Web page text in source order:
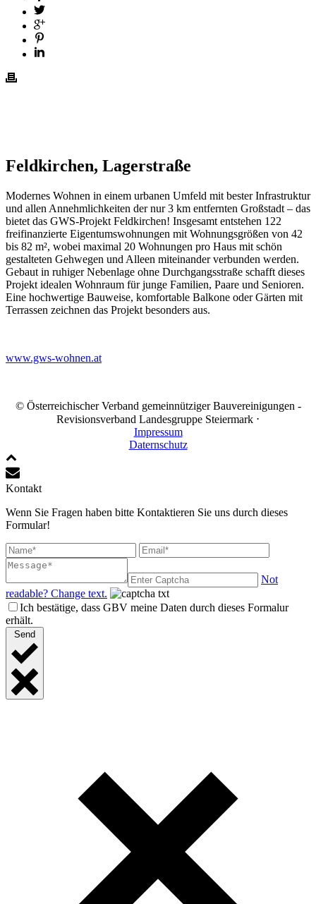
Feldkirchen, Lagerstraße
Modernes Wohnen in einem urbanen Umfeld mit bester Infrastruktur
und allen Annehmlichkeiten der nur 3 km entfernten Großstadt – das
bietet das GWS-Projekt Feldkirchen! Insgesamt entstehen 122
freifinanzierte Eigentumswohnungen mit Wohnungsgrößen von 42
bis 82 m², wobei maximal 20 Wohnungen pro Haus mit schön
gestalteten Gehwegen und Alleen miteinander verbunden werden.
Gebaut in ruhiger Nebenlage ohne Durchgangsstraße schafft dieses
Projekt idealen Wohnraum für junge Familien, Paare und Senioren.
Eine hochwertige Bauweise, komfortable Balkone oder Gärten mit
Terrassen zeichnen das Projekt besonders aus.
www.gws-wohnen.at
© Österreichischer Verband gemeinnütziger Bauvereinigungen -
Revisionsverband Landesgruppe Steiermark ⋅
Impressum
Daternschutz
Kontakt
Wenn Sie Fragen haben bitte Kontaktieren Sie uns durch dieses
Formular!
Not
readable? Change text.
Ich bestätige, dass GBV meine Daten durch dieses Formalur
erhält.
Send